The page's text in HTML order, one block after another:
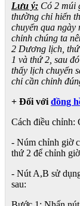
Lưu ý: Có 2 múi
thường chỉ hiển
chuyển qua
chỉnh chúng ta
2 Dương lịch,
1 và thứ 2, sau
thấy lịch chuyển
chỉ cần chỉnh
+ Đối với đồng
Cách điều chỉnh:
- Núm chỉnh giờ
thứ 2 để chỉnh
- Nút A,B sử
sau: